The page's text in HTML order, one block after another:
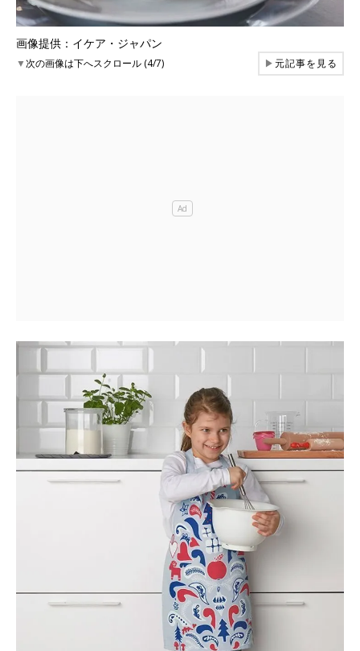
画像提供：イケア・ジャパン
▼次の画像は下へスクロール (4/7) ▶元記事を見る